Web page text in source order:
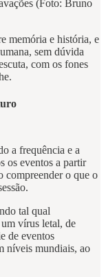
(Foto: Bruno
memória e história, e
sem dúvida
com os fones
a frequência e a
os eventos a partir
compreender o que o
tal qual
vírus letal, de
de eventos
níveis mundiais, ao